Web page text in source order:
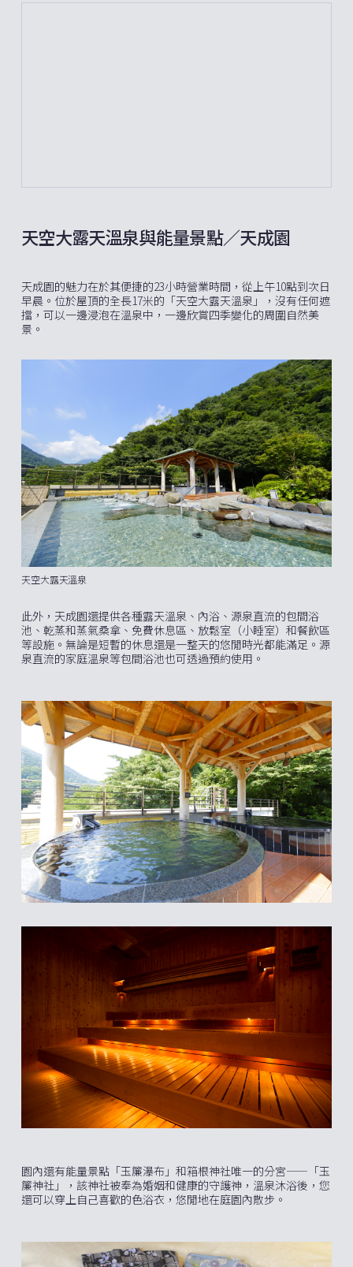
天空大露天溫泉與能量景點／天成園
天成園的魅力在於其便捷的23小時營業時間，從上午10點到次日
早晨。位於屋頂的全長17米的「天空大露天溫泉」，沒有任何遮
擋，可以一邊浸泡在溫泉中，一邊欣賞四季變化的周圍自然美
景。
天空大露天溫泉
此外，天成園還提供各種露天溫泉、內浴、源泉直流的包間浴
池、乾蒸和蒸氣桑拿、免費休息區、放鬆室（小睡室）和餐飲區
等設施。無論是短暫的休息還是一整天的悠閒時光都能滿足。源
泉直流的家庭溫泉等包間浴池也可透過預約使用。
園內還有能量景點「玉簾瀑布」和箱根神社唯一的分宮——「玉
簾神社」，該神社被奉為婚姻和健康的守護神，溫泉沐浴後，您
還可以穿上自己喜歡的色浴衣，悠閒地在庭園內散步。